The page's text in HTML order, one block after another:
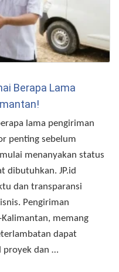
Berapa Lama
lama pengiriman
penting sebelum
menanyakan status
dibutuhkan. JP.id
dan transparansi
Pengiriman
memang
dapat
proyek dan …